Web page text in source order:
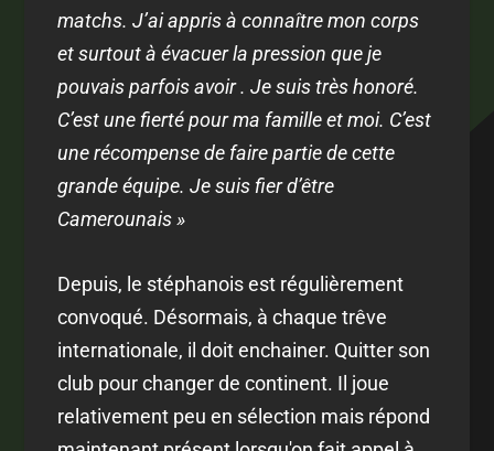
matchs. J’ai appris à connaître mon corps
et surtout à évacuer la pression que je
pouvais parfois avoir . Je suis très honoré.
C’est une fierté pour ma famille et moi. C’est
une récompense de faire partie de cette
grande équipe. Je suis fier d’être
Camerounais »
Depuis, le stéphanois est régulièrement
convoqué. Désormais, à chaque trêve
internationale, il doit enchainer. Quitter son
club pour changer de continent. Il joue
relativement peu en sélection mais répond